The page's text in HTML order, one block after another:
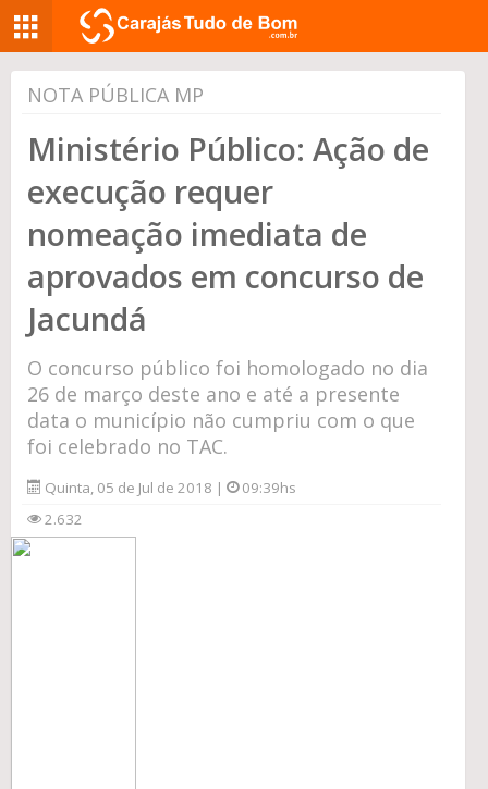
NOTA PÚBLICA MP
Ministério Público: Ação de
execução requer
nomeação imediata de
aprovados em concurso de
Jacundá
O concurso público foi homologado no dia
26 de março deste ano e até a presente
data o município não cumpriu com o que
foi celebrado no TAC.
Quinta, 05 de Jul de 2018 |
09:39hs
2.632